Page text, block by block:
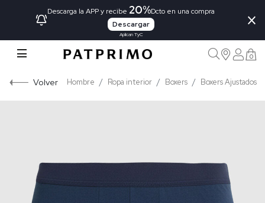
Descarga la APP y recibe 20%Dcto en una compra
Descargar
Aplican TyC
×
0
Volver Hombre Ropa interior Boxers Boxers Ajustados